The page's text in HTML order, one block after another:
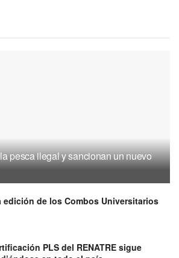
pesca ilegal y sancionan un nuevo
edición de los Combos Universitarios
PLS del RENATRE sigue